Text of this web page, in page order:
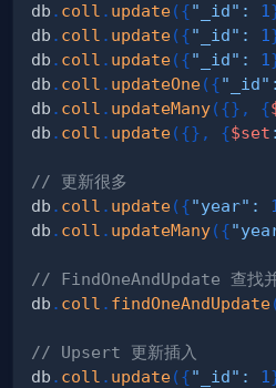
db . coll . update({"_id" : 1
db . coll . update({"_id" : 1
db . coll . update({"_id" : 1
db . coll . updateOne({"_id" :
db . coll . updateMany({} , {
db . coll . update({} , {$set :
// 更新很多
db . coll . update({"year" :
db . coll . updateMany({
// FindOneAndUpdate 查找
db . coll . findOneAndUpdate
// Upsert 更新插入
db . coll . update({"_id" : 1